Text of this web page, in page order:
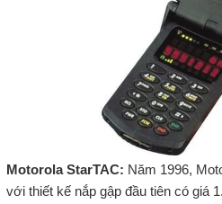
Motorola StarTAC: Năm 1996,
với thiết kế nắp gập đầu tiên có giá